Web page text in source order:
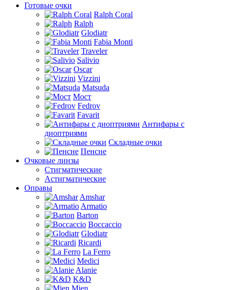
Готовые очки
Ralph Coral
Ralph
Glodiatr
Fabia Monti
Traveler
Salivio
Oscar
Vizzini
Matsuda
Мост
Fedrov
Favarit
Антифары с
диоптриями
Складные очки
Пенсне
Очковые линзы
Стигматические
Астигматические
Оправы
Amshar
Armatio
Barton
Boccaccio
Glodiatr
Ricardi
La Ferro
Medici
Alanie
K&D
Mien